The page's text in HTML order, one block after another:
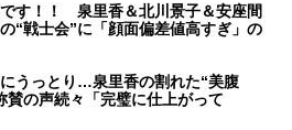
す！！ 泉里香＆北川景子＆安座間
“戦士会”に「顔面偏差値高すぎ」の
うっとり…泉里香の割れた“美腹
賛の声続々「完璧に仕上がって